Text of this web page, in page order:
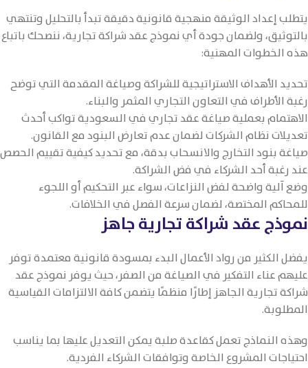
يتطلب إعداد الوثيقة منهجية قانونية دقيقة تبدأ بالتحليل وتنتهي
بالتوثيق، ولضمان جودة أي نموذج عقد شراكة تجارية، ننصحك باتباع
هذه الخطوات المهنية:
تحديد الأهداف الاستراتيجية للشراكة وصياغة المقدمة التي توضح
رغبة الأطراف في التعاون التجاري المثمر والبناء.
الاهتمام بعملية صياغة عقد تجاري في السعودية تواكب أحدث
تعديلات نظام الشركات لضمان عدم تعارض البنود مع القانون.
صياغة بنود التخارج والانسحاب بدقة، مع تحديد كيفية تقييم الحصص
عند رغبة أحد الشركاء في فض الشراكة.
وضع آلية واضحة لفض النزاعات، سواء عبر التحكيم أو اللجوء
للمحاكم المختصة، لضمان سرعة الفصل في الخلافات.
نموذج عقد شراكة تجارية جاهز
يفضل الكثير من رواد الأعمال البدء بمسودة قانونية معتمدة توفر
عليهم عناء التفكير في الصياغة من الصفر، حيث يوفر نموذج عقد
شراكة تجارية الجاهز إطارًا منظمًا يتضمن كافة الالتزامات القياسية
المطلوبة.
وهذه النماذج تعمل كقاعدة صلبة يمكن التعديل عليها بما يناسب
احتياجات المشروع الخاصة وتوافقات الشركاء الفردية.